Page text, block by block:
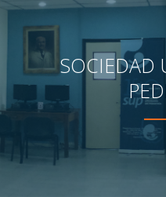
SOCIEDAD